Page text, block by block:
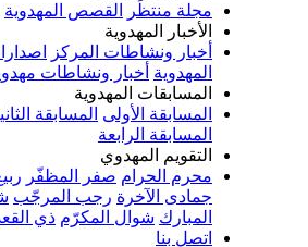
منتظَر
القصص المهدوية الأناشيد
المهدوية
ونشاطات المركز اصدارات المركز
أخبار ونشاطات مهدوية
المهدوية
الأولى المسابقة الثانية المسابقة
الرابعة
المهدوي
الحرام
صفر المظفّر ربيع الأول جمادى
رجب المرجّب شعبان المعظّم
شوال المكرّم ذي القعدة ذي الحجة